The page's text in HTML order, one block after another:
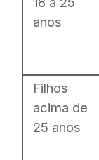
anos
Filhos
acima de
25 anos